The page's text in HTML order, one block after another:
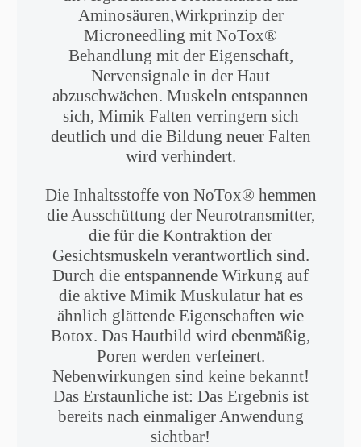
Aminosäuren,Wirkprinzip der
Microneedling mit NoTox®
Behandlung mit der Eigenschaft,
Nervensignale in der Haut
abzuschwächen. Muskeln entspannen
sich, Mimik Falten verringern sich
deutlich und die Bildung neuer Falten
wird verhindert.
Die Inhaltsstoffe von NoTox® hemmen
die Ausschüttung der Neurotransmitter,
die für die Kontraktion der
Gesichtsmuskeln verantwortlich sind.
Durch die entspannende Wirkung auf
die aktive Mimik Muskulatur hat es
ähnlich glättende Eigenschaften wie
Botox. Das Hautbild wird ebenmäßig,
Poren werden verfeinert.
Nebenwirkungen sind keine bekannt!
Das Erstaunliche ist: Das Ergebnis ist
bereits nach einmaliger Anwendung
sichtbar!